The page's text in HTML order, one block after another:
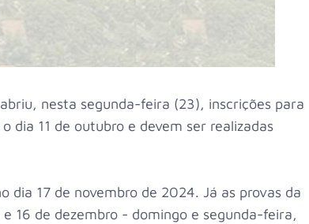
nesta segunda-feira (23), inscrições para
dia 11 de outubro e devem ser realizadas
dia 17 de novembro de 2024. Já as provas da
16 de dezembro - domingo e segunda-feira,